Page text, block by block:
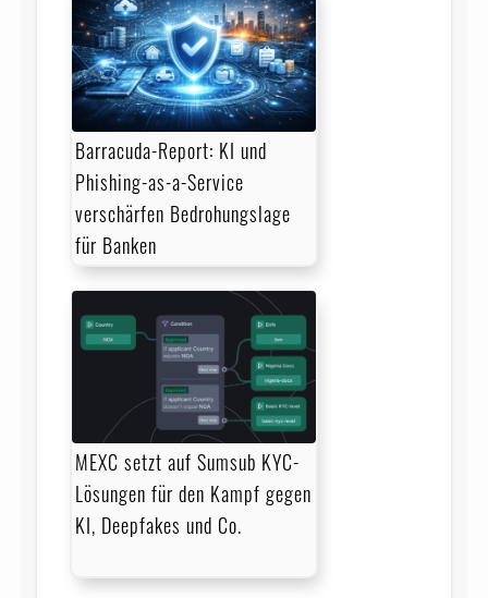
Barracuda-Report: KI und
Phishing-as-a-Service
verschärfen Bedrohungslage
für Banken
MEXC setzt auf Sumsub KYC-
Lösungen für den Kampf gegen
KI, Deepfakes und Co.